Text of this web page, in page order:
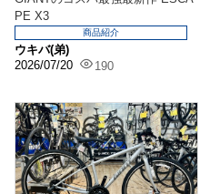
PE X3
ウキバ(弟)
2026/07/20
190
商品紹介